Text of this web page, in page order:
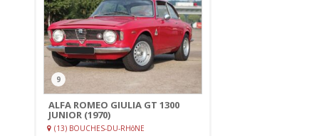
9
ALFA ROMEO GIULIA GT 1300
JUNIOR (1970)
(13) BOUCHES-DU-RHôNE